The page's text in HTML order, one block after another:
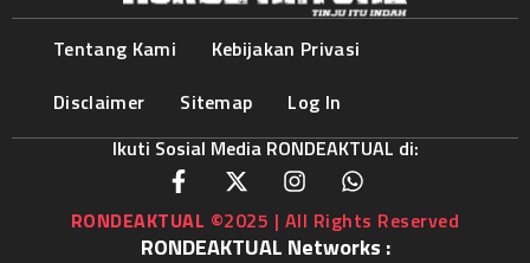
Tentang Kami
Kebijakan Privasi
Disclaimer
Sitemap
Log In
Ikuti Sosial Media RONDEAKTUAL di:
RONDEAKTUAL ©2025 | All Rights Reserved
RONDEAKTUAL Networks :